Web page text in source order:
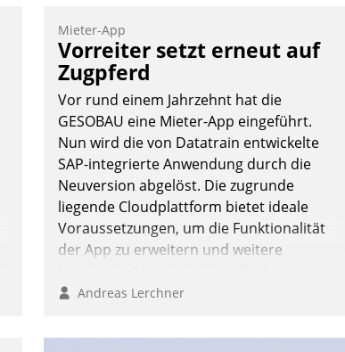
Allein mit der Einführung einer neuen
Software ist es nicht getan. Die
Digitalisierung erfordert von
Unternehmen die Bereitschaft, sich zu
überprüfen, zu hinterfragen und zu
verändern.
Mieter-App
Vorreiter setzt erneut auf
Zugpferd
Vor rund einem Jahrzehnt hat die
GESOBAU eine Mieter-App eingeführt.
Nun wird die von Datatrain entwickelte
SAP-integrierte Anwendung durch die
Neuversion abgelöst. Die zugrunde
liegende Cloudplattform bietet ideale
Voraussetzungen, um die Funktionalität
der App zu erweitern und weitere
in SAP zu integrieren.
Andreas Lerchner